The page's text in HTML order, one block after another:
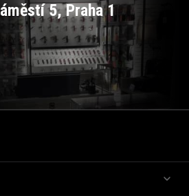
5, Praha 1